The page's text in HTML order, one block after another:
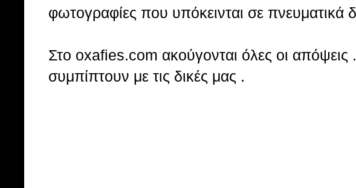
φωτογραφίες που υπόκεινται σε πνευματικά
Στo oxafies.com ακούγονται όλες οι απόψεις .
συμπίπτουν με τις δικές μας .